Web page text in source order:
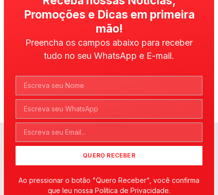
Promoções e Dicas em primeira
mão!
Preencha os campos abaixo para receber
tudo no seu WhatsApp e E-mail.
QUERO RECEBER
Ao pressionar o botão "Quero Receber", você confirma
que leu nossa Política de Privacidade.